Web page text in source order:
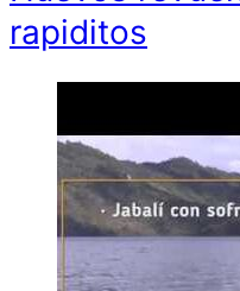
rapiditos